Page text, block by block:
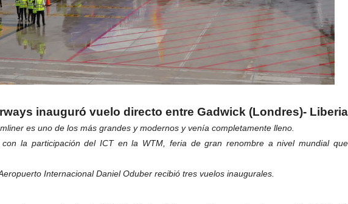
inauguró vuelo directo entre Gadwick (Londres)- Liberia
es uno de los más grandes y modernos y venía completamente lleno.
con la participación del ICT en la WTM, feria de gran renombre a nivel mundial
Internacional Daniel Oduber recibió tres vuelos inaugurales.